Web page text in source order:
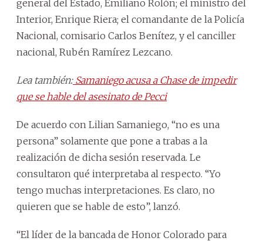
general del Estado, Emiliano Rolón; el ministro del
Interior, Enrique Riera; el comandante de la Policía
Nacional, comisario Carlos Benítez, y el canciller
nacional, Rubén Ramírez Lezcano.
Lea también:Samaniego acusa a Chase de impedir
que se hable del asesinato de Pecci
De acuerdo con Lilian Samaniego, “no es una
persona” solamente que pone a trabas a la
realización de dicha sesión reservada. Le
consultaron qué interpretaba al respecto. “Yo
tengo muchas interpretaciones. Es claro, no
quieren que se hable de esto”, lanzó.
“El líder de la bancada de Honor Colorado para